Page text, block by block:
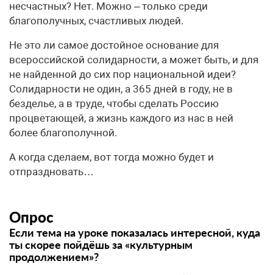
несчастных? Нет. Можно – только среди
благополучных, счастливых людей.
Не это ли самое достойное основание для
всероссийской солидарности, а может быть, и для
не найденной до сих пор национальной идеи?
Солидарности не один, а 365 дней в году, не в
безделье, а в труде, чтобы сделать Россию
процветающей, а жизнь каждого из нас в ней
более благополучной.
А когда сделаем, вот тогда можно будет и
отпраздновать…
Опрос
Если тема на уроке показалась интересной, куда
ты скорее пойдёшь за «культурным
продолжением»?